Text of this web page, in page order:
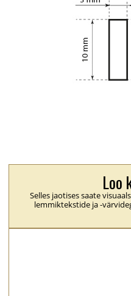
Loo
Selles jaotises saate
lemmiktekstide ja -